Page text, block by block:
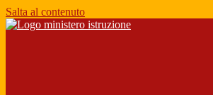
Salta al contenuto